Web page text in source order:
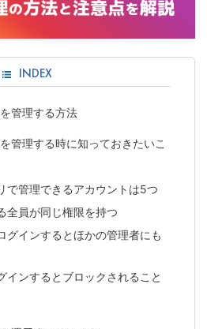
INDEX
管理する方法
管理する時に知っておきたいこ
で管理できるアカウントは5つ
全員が同じ権限を持つ
グインするとほかの管理者にも
インするとブロックされること